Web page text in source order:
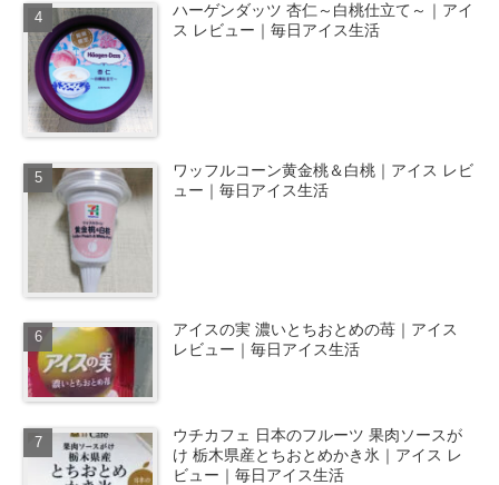
ハーゲンダッツ 杏仁～白桃仕立て～｜アイ
ス レビュー｜毎日アイス生活
ワッフルコーン黄金桃＆白桃｜アイス レビ
ュー｜毎日アイス生活
アイスの実 濃いとちおとめの苺｜アイス
レビュー｜毎日アイス生活
ウチカフェ 日本のフルーツ 果肉ソースが
け 栃木県産とちおとめかき氷｜アイス レ
ビュー｜毎日アイス生活